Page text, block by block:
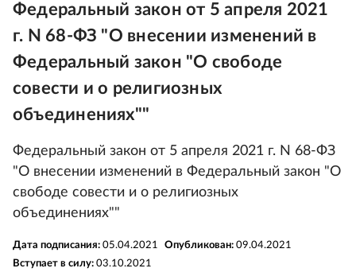
Федеральный закон от 5 апреля 2021
г. N 68-ФЗ "О внесении изменений в
Федеральный закон "О свободе
совести и о религиозных
объединениях""
Федеральный закон от 5 апреля 2021 г. N 68-ФЗ
"О внесении изменений в Федеральный закон "О
свободе совести и о религиозных
объединениях""
Дата подписания: 05.04.2021 Опубликован: 09.04.2021
Вступает в силу: 03.10.2021